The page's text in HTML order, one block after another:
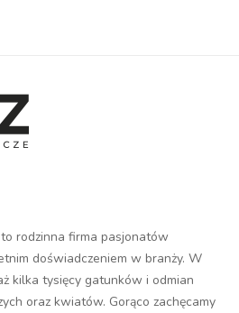
rodzinna firma pasjonatów
doświadczeniem w branży. W
kilka tysięcy gatunków i odmian
oraz kwiatów. Gorąco zachęcamy